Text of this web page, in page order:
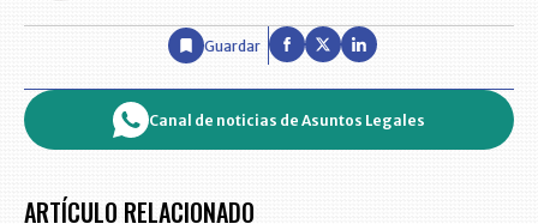
Guardar
Canal de noticias de Asuntos Legales
ARTÍCULO RELACIONADO